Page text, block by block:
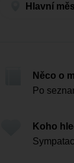
Hlavní
Něco o
Po
Koho